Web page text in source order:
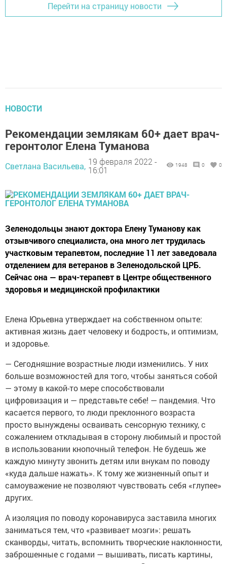
Перейти на страницу новости
НОВОСТИ
Рекомендации землякам 60+ дает врач-
геронтолог Елена Туманова
Светлана Васильева, 19 февраля 2022 -
16:01
1948 0 0
Зеленодольцы знают доктора Елену Туманову как
отзывчивого специалиста, она много лет трудилась
участковым терапевтом, последние 11 лет заведовала
отделением для ветеранов в Зеленодольской ЦРБ.
Сейчас она — врач-терапевт в Центре общественного
здоровья и медицинской профилактики
Елена Юрьевна утверждает на собственном опыте:
активная жизнь дает человеку и бодрость, и оптимизм,
и здоровье.
— Сегодняшние возрастные люди изменились. У них
больше возможностей для того, чтобы заняться собой
— этому в какой-то мере способствовали
цифровизация и — представьте себе! — пандемия. Что
касается первого, то люди преклонного возраста
просто вынуждены осваивать сенсорную технику, с
сожалением откладывая в сторону любимый и простой
в использовании кнопочный телефон. Не будешь же
каждую минуту звонить детям или внукам по поводу
«куда дальше нажать». К тому же жизненный опыт и
самоуважение не позволяют чувствовать себя «глупее»
других.
А изоляция по поводу коронавируса заставила многих
заниматься тем, что «развивает мозги»: решать
сканворды, читать, вспомнить творческие наклонности,
заброшенные с годами — вышивать, писать картины,